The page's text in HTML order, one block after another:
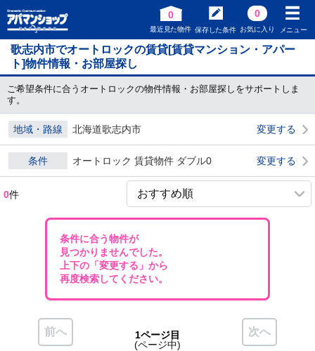
0
最近見た物件 保存した条件
0
お気に入り メニュー
歌志内市でオートロックの賃貸[賃貸マンション・アパー
ト]物件情報・お部屋探し
ご希望条件に合うオートロックの物件情報・お部屋探しをサポートしま
す。
地域・路線 北海道歌志内市 変更する
条件 オートロック 賃貸物件 ダブル0 変更する
0件
条件に合う物件が
見つかりませんでした。
上下の「変更する」から
再度検索してください。
前へ 次へ
1ページ目
(ページ中)